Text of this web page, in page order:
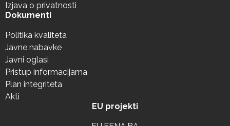
Izjava o privatnosti
Dokumenti
Politika kvaliteta
Javne nabavke
Javni oglasi
Pristup informacijama
Plan integriteta
Akti
EU projekti